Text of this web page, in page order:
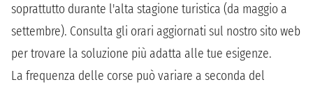
soprattutto durante l'alta stagione turistica (da maggio a
settembre). Consulta gli orari aggiornati sul nostro sito web
per trovare la soluzione più adatta alle tue esigenze.
La frequenza delle corse può variare a seconda del